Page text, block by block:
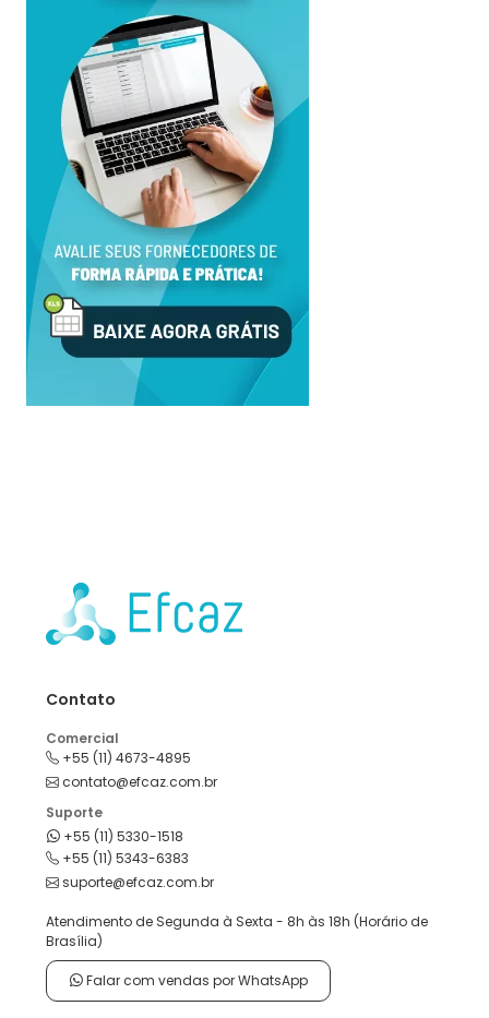
Contato
Comercial
+55 (11) 4673-4895
contato@efcaz.com.br
Suporte
+55 (11) 5330-1518
+55 (11) 5343-6383
suporte@efcaz.com.br
Atendimento de Segunda à Sexta - 8h às 18h (Horário de
Brasília)
Falar com vendas por WhatsApp